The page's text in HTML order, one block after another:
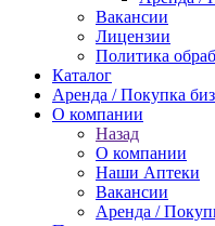
Вакансии
Лицензии
Политика
Каталог
Аренда / Покупка
О компании
Назад
О компании
Наши Аптеки
Вакансии
Аренда /